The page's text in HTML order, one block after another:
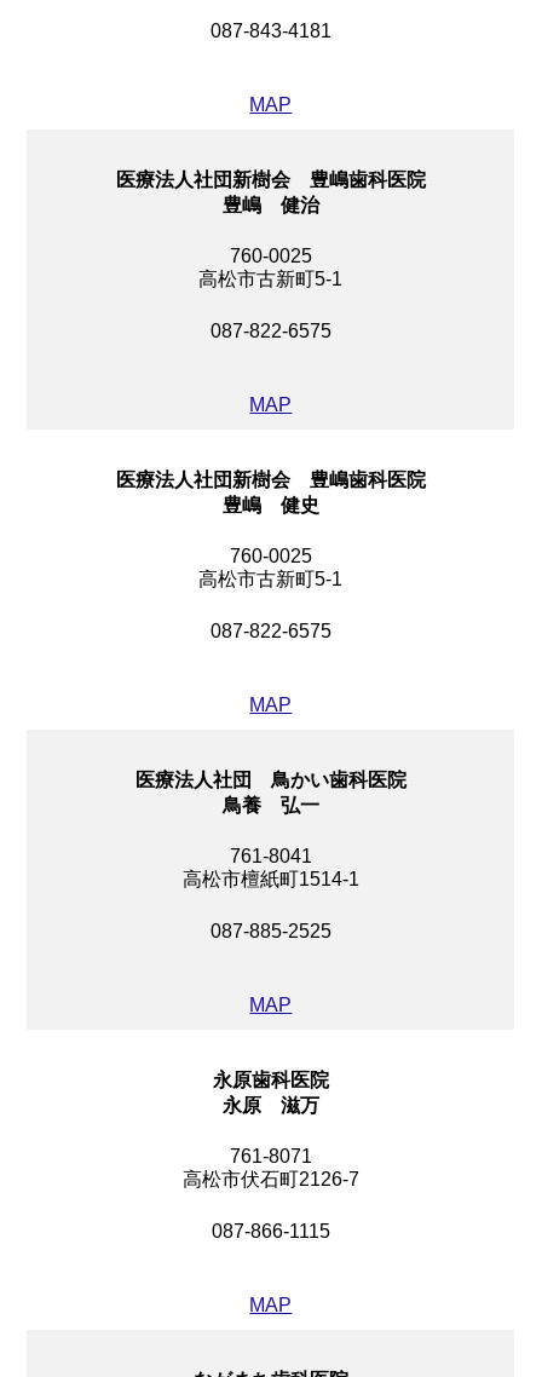
087-843-4181
MAP
医療法人社団新樹会 豊嶋歯科医院
豊嶋 健治
760-0025
高松市古新町5-1
087-822-6575
MAP
医療法人社団新樹会 豊嶋歯科医院
豊嶋 健史
760-0025
高松市古新町5-1
087-822-6575
MAP
医療法人社団 鳥かい歯科医院
鳥養 弘一
761-8041
高松市檀紙町1514-1
087-885-2525
MAP
永原歯科医院
永原 滋万
761-8071
高松市伏石町2126-7
087-866-1115
MAP